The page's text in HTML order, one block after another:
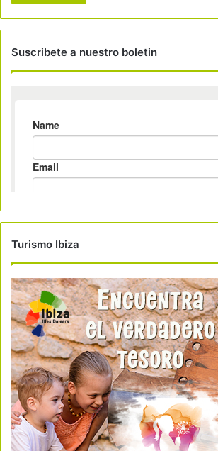
Suscribete a nuestro boletin
Turismo Ibiza